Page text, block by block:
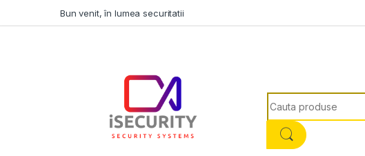
Bun venit, în lumea securitatii
Search for: